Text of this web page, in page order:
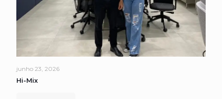
junho 23, 2026
Hi-Mix